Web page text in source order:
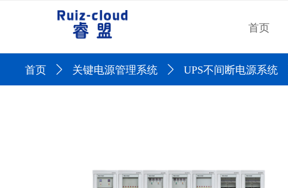
首页
首页 ꄲ 关键电源管理系统 ꄲ UPS不间断电源系统